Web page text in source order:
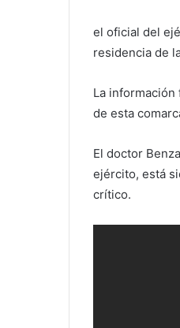
el oficial del
residencia de
La
de esta
El doctor
ejército, está
crítico.